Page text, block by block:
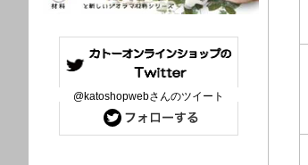
@katoshopwebさんのツイート